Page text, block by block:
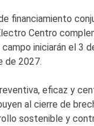
financiamiento
Centro
iniciarán el 3
de 2027.
eficaz y
al cierre de
sostenible y